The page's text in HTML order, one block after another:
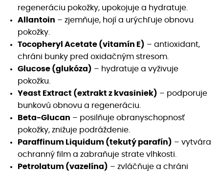
regeneráciu pokožky, upokojuje a hydratuje.
Allantoin – zjemňuje, hojí a urýchľuje obnovu
pokožky.
Tocopheryl Acetate (vitamín E) – antioxidant,
chráni bunky pred oxidačným stresom.
Glucose (glukóza) – hydratuje a vyživuje
pokožku.
Yeast Extract (extrakt z kvasiniek) – podporuje
bunkovú obnovu a regeneráciu.
Beta-Glucan – posilňuje obranyschopnosť
pokožky, znižuje podráždenie.
Paraffinum Liquidum (tekutý parafín) – vytvára
ochranný film a zabraňuje strate vlhkosti.
Petrolatum (vazelína) – zvláčňuje a chráni